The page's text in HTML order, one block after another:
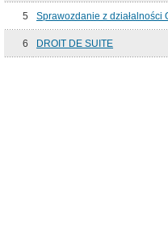
5 Sprawozdanie z działalności
6 DROIT DE SUITE